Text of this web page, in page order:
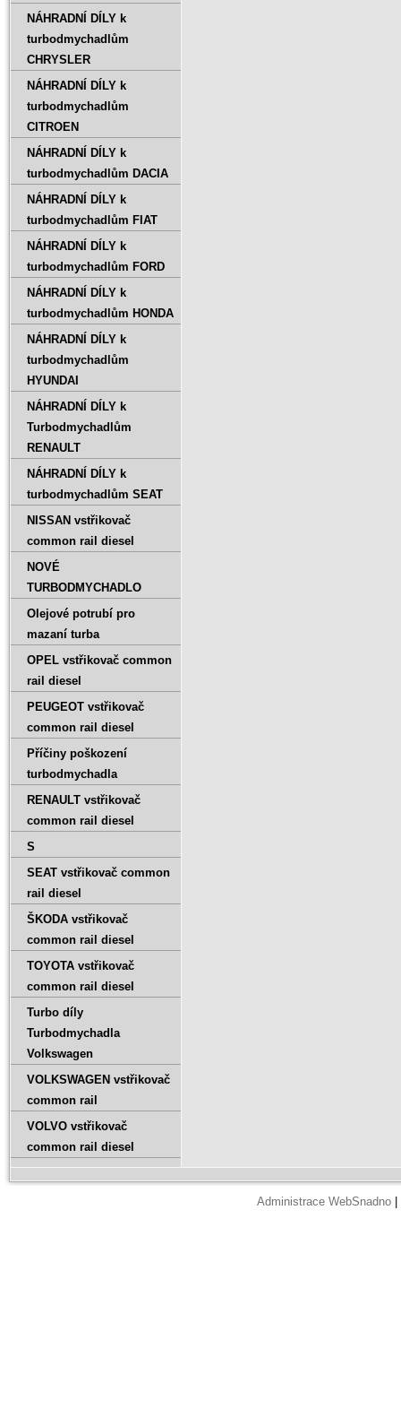
NÁHRADNÍ DÍLY k
turbodmychadlům
CHRYSLER
NÁHRADNÍ DÍLY k
turbodmychadlům
CITROEN
NÁHRADNÍ DÍLY k
turbodmychadlům DACIA
NÁHRADNÍ DÍLY k
turbodmychadlům FIAT
NÁHRADNÍ DÍLY k
turbodmychadlům FORD
NÁHRADNÍ DÍLY k
turbodmychadlům HONDA
NÁHRADNÍ DÍLY k
turbodmychadlům
HYUNDAI
NÁHRADNÍ DÍLY k
Turbodmychadlům
RENAULT
NÁHRADNÍ DÍLY k
turbodmychadlům SEAT
NISSAN vstřikovač
common rail diesel
NOVÉ
TURBODMYCHADLO
Olejové potrubí pro
mazaní turba
OPEL vstřikovač common
rail diesel
PEUGEOT vstřikovač
common rail diesel
Příčiny poškození
turbodmychadla
RENAULT vstřikovač
common rail diesel
S
SEAT vstřikovač common
rail diesel
ŠKODA vstřikovač
common rail diesel
TOYOTA vstřikovač
common rail diesel
Turbo díly
Turbodmychadla
Volkswagen
VOLKSWAGEN vstřikovač
common rail
VOLVO vstřikovač
common rail diesel
Administrace WebSnadno|